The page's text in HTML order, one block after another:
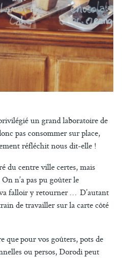
un grand laboratoire de
pas consommer sur place,
réfléchit nous dit-elle !
du centre ville certes, mais
n’a pas pu goûter le
falloir y retourner … D’autant
de travailler sur la carte côté
que pour vos goûters, pots de
ou persos, Dorodi peut